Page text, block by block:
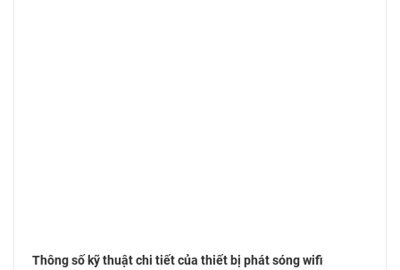
Thông số kỹ thuật chi tiết của thiết bị phát sóng wifi